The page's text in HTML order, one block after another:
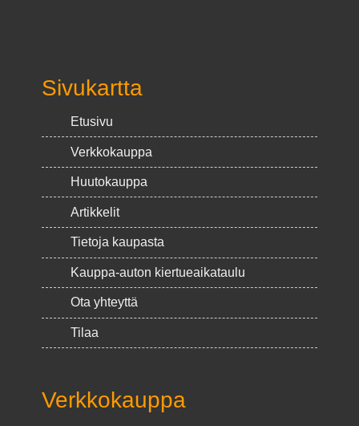
Sivukartta
Etusivu
Verkkokauppa
Huutokauppa
Artikkelit
Tietoja kaupasta
Kauppa-auton kiertueaikataulu
Ota yhteyttä
Tilaa
Verkkokauppa